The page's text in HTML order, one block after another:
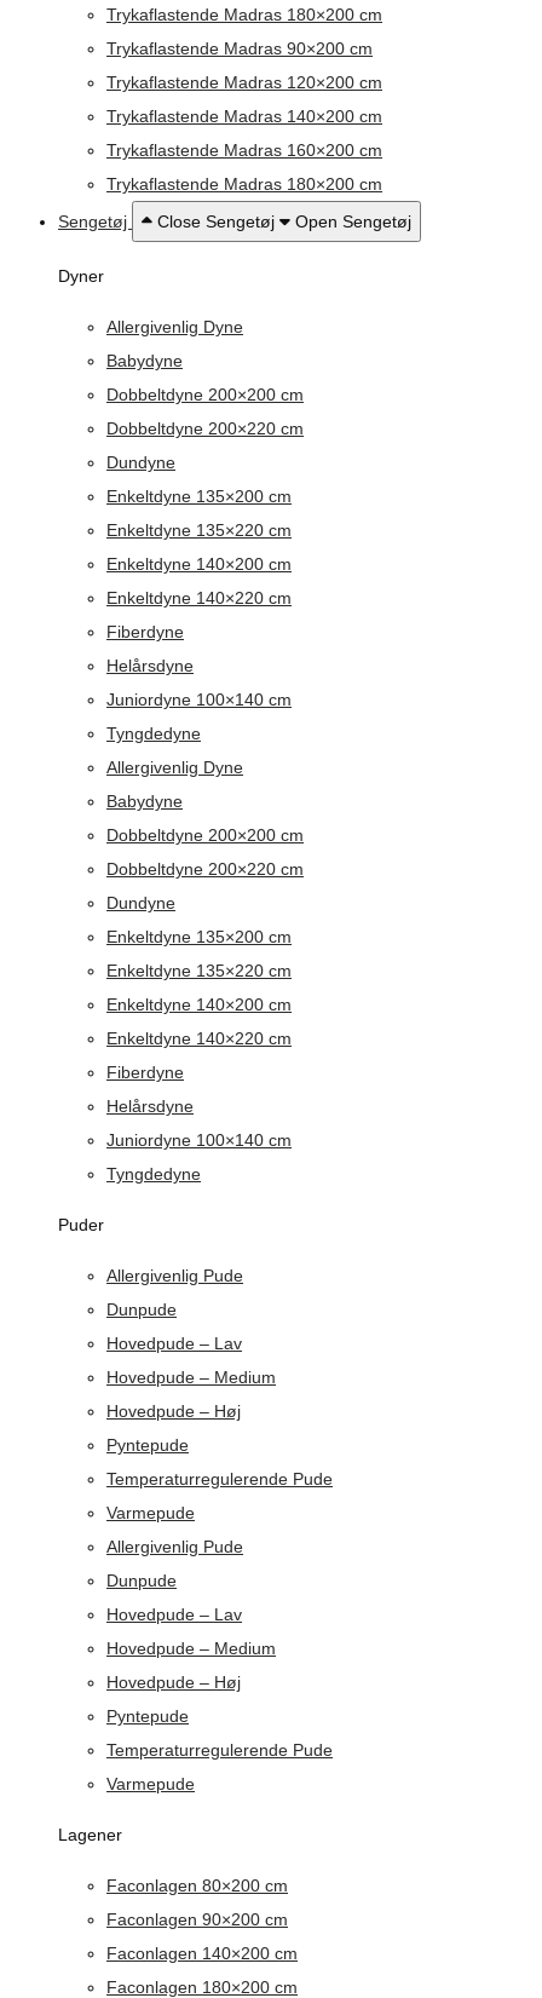
Trykaflastende Madras 180×200 cm
Trykaflastende Madras 90×200 cm
Trykaflastende Madras 120×200 cm
Trykaflastende Madras 140×200 cm
Trykaflastende Madras 160×200 cm
Trykaflastende Madras 180×200 cm
Sengetøj
Close Sengetøj Open Sengetøj
Dyner
Allergivenlig Dyne
Babydyne
Dobbeltdyne 200×200 cm
Dobbeltdyne 200×220 cm
Dundyne
Enkeltdyne 135×200 cm
Enkeltdyne 135×220 cm
Enkeltdyne 140×200 cm
Enkeltdyne 140×220 cm
Fiberdyne
Helårsdyne
Juniordyne 100×140 cm
Tyngdedyne
Allergivenlig Dyne
Babydyne
Dobbeltdyne 200×200 cm
Dobbeltdyne 200×220 cm
Dundyne
Enkeltdyne 135×200 cm
Enkeltdyne 135×220 cm
Enkeltdyne 140×200 cm
Enkeltdyne 140×220 cm
Fiberdyne
Helårsdyne
Juniordyne 100×140 cm
Tyngdedyne
Puder
Allergivenlig Pude
Dunpude
Hovedpude – Lav
Hovedpude – Medium
Hovedpude – Høj
Pyntepude
Temperaturregulerende Pude
Varmepude
Allergivenlig Pude
Dunpude
Hovedpude – Lav
Hovedpude – Medium
Hovedpude – Høj
Pyntepude
Temperaturregulerende Pude
Varmepude
Lagener
Faconlagen 80×200 cm
Faconlagen 90×200 cm
Faconlagen 140×200 cm
Faconlagen 180×200 cm